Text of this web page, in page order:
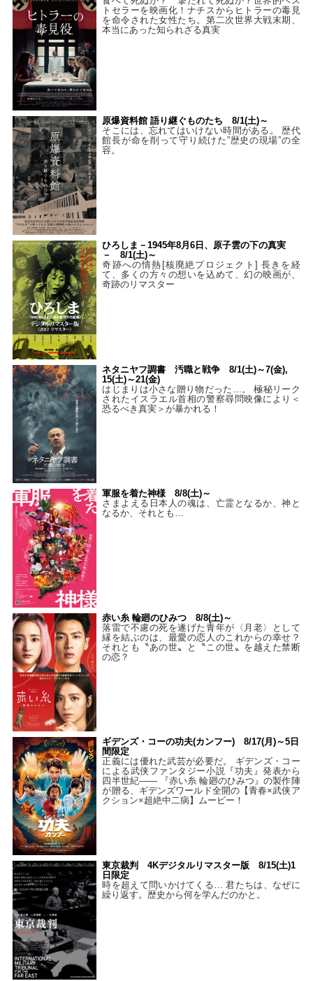
トセラーを映画化！ナチスからヒトラーの毒見
を命令された女性たち。第二次世界大戦末期、
本当にあった知られざる真実
原爆資料館 語り継ぐものたち 8/1(土)～
そこには、忘れてはいけない時間がある。 歴代
館長が命を削って守り続けた”歴史の現場”の全
容。
ひろしま－1945年8月6日、原子雲の下の真実
－ 8/1(土)～
奇跡への情熱[核廃絶プロジェクト] 長きを経
て、多くの方々の想いを込めて、幻の映画が、
奇跡のリマスター
ネタニヤフ調書 汚職と戦争 8/1(土)～7(金),
15(土)～21(金)
はじまりは小さな贈り物だった…。 極秘リーク
されたイスラエル首相の警察尋問映像により＜
恐るべき真実＞が暴かれる！
軍服を着た神様 8/8(土)～
さまよえる日本人の魂は、亡霊となるか、神と
なるか、それとも…
赤い糸 輪廻のひみつ 8/8(土)～
落雷で不慮の死を遂げた青年が〈月老〉として
縁を結ぶのは、最愛の恋人のこれからの幸せ？
それとも〝あの世〟と〝この世〟を越えた禁断
の恋？
ギデンズ・コーの功夫(カンフー) 8/17(月)～5日
間限定
正義には優れた武芸が必要だ。 ギデンズ・コー
による武侠ファンタジー小説『功夫』発表から
四半世紀―― 『赤い糸 輪廻のひみつ』の製作陣
が贈る、ギデンズワールド全開の【青春×武侠ア
クション×超絶中二病】ムービー！
東京裁判 4Kデジタルリマスター版 8/15(土)1
日限定
時を超えて問いかけてくる… 君たちは、なぜに
繰り返す。歴史から何を学んだのかと。